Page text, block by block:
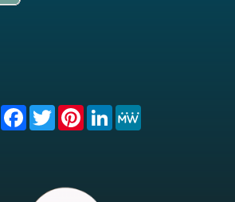
Share FacebookTwitterPinterest
LinkedIn